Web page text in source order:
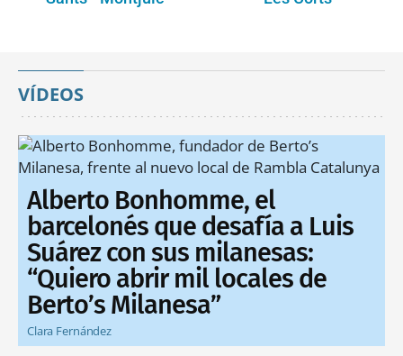
VÍDEOS
Alberto Bonhomme, el
barcelonés que desafía a Luis
Suárez con sus milanesas:
“Quiero abrir mil locales de
Berto’s Milanesa”
Clara Fernández